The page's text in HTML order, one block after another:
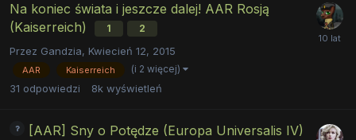
Na koniec świata i jeszcze dalej! AAR Rosją
(Kaiserreich)
1 2
Przez Gandzia, Kwiecień 12, 2015
AAR Kaiserreich (i 2 więcej)
31 odpowiedzi 8k wyświetleń
[AAR] Sny o Potędze (Europa Universalis IV)